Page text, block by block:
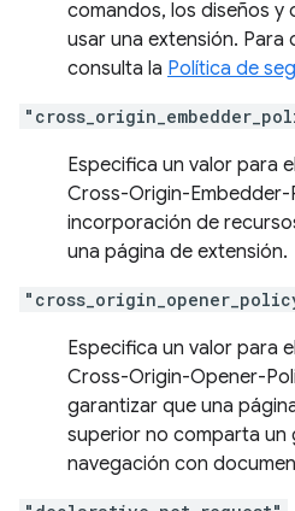
comandos, los diseños
usar una extensión.
consulta la Política de
Especifica un valor para
Cross-Origin-Embedder-
incorporación de
una página de extensión.
Especifica un valor para
Cross-Origin-Opener-
garantizar que una
superior no comparta
navegación con